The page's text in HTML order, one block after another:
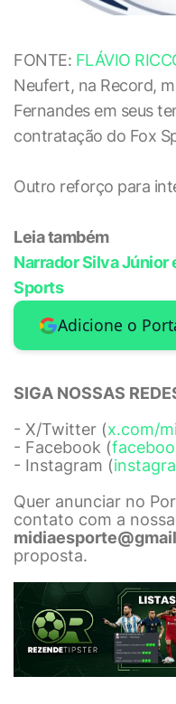
FONTE: FLÁVIO
Neufert, na Record,
Fernandes em seus
contratação do Fox
Outro reforço para
Leia também
Narrador Silva Júnior
Sports
Adicione o
SIGA NOSSAS
- X/Twitter (x.com/
- Facebook (
- Instagram (
Quer anunciar no
contato com a
proposta.